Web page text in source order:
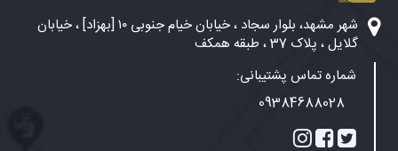
شهر مشهد، بلوار سجاد ، خیابان خیام جنوبی ۱۰ [بهزاد] ، خیابان
گلایل ، پلاک 37 ، طبقه همکف
شماره تماس پشتیبانی:
09384688028